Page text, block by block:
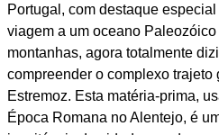
Portugal, com destaque
viagem a um oceano
montanhas, agora totalmente
compreender o complexo trajeto
Estremoz. Esta matéria-prima,
Época Romana no Alentejo, é